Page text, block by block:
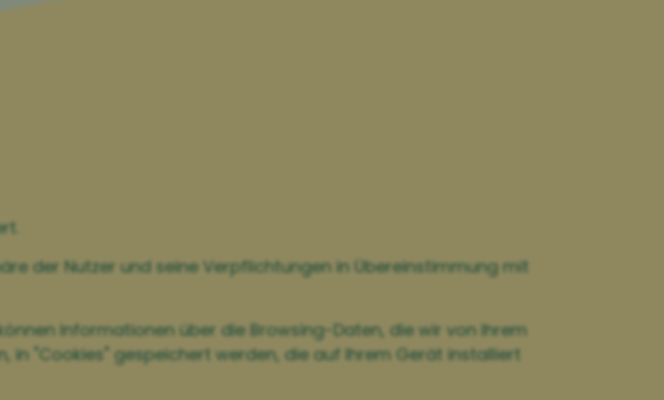
der Nutzer und seine Verpflichtungen in Übereinstimmung mit
Informationen über die Browsing-Daten, die wir von Ihrem
in "Cookies" gespeichert werden, die auf Ihrem Gerät installiert